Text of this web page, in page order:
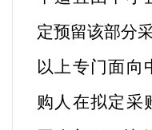
定预留该部分
以上专门面向
购人在拟定采